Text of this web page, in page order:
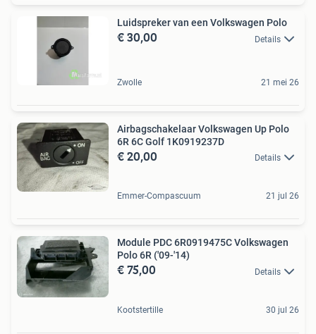
Luidspreker van een Volkswagen Polo
€ 30,00 Details
Zwolle 21 mei 26
Airbagschakelaar Volkswagen Up Polo
6R 6C Golf 1K0919237D
€ 20,00 Details
Emmer-Compascuum 21 jul 26
Module PDC ​​6R0919475C​ ​​Volkswagen
Polo 6R ('09-'14)
€ 75,00 Details
Kootstertille 30 jul 26